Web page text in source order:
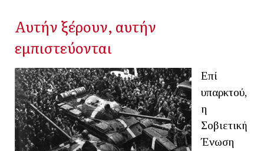
Αυτήν ξέρουν, αυτήν
εμπιστεύονται
Επί
υπαρκτού,
η
Σοβιετική
Ένωση